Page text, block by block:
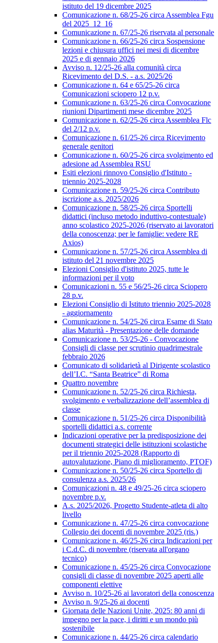
istituto del 19 dicembre 2025
Comunicazione n. 68/25-26 circa Assemblea Fgu
del 2025_12_16
Comunicazione n. 67/25-26 riservata al personale
Comunicazione n. 66/25-26 circa Sospensione
lezioni e chiusura uffici nei mesi di dicembre
2025 e di gennaio 2026
Avviso n. 12/25-26 alla comunità circa
Ricevimento del D.S. - a.s. 2025/26
Comunicazione n. 64 e 65/25-26 circa
Comunicazioni sciopero 12 p.v.
Comunicazione n. 63/25-26 circa Convocazione
riunioni Dipartimenti mese dicembre 2025
Comunicazione n. 62/25-26 circa Assemblea Flc
del 2/12 p.v.
Comunicazione n. 61/25-26 circa Ricevimento
generale genitori
Comunicazione n. 60/25-26 circa svolgimento ed
adesione ad Assemblea RSU
Esiti elezioni rinnovo Consiglio d'Istituto -
triennio 2025-2028
Comunicazione n. 59/25-26 circa Contributo
iscrizione a.s. 2025/2026
Comunicazione n. 58/25-26 circa Sportelli
didattici (incluso metodo induttivo-contestuale)
anno scolastico 2025-2026 (riservato ai lavoratori
della conoscenza; per le famiglie: vedere RE
Axios)
Comunicazione n. 57/25-26 circa Assemblea di
istituto del 21 novembre 2025
Elezioni Consiglio d'istituto 2025, tutte le
informazioni per il voto
Comunicazioni n. 55 e 56/25-26 circa Sciopero
28 p.v.
Elezioni Consiglio di Istituto triennio 2025-2028
- aggiornamento
Comunicazione n. 54/25-26 circa Esame di Stato
alias Maturità - Presentazione delle domande
Comunicazione n. 53/25-26 - Convocazione
Consigli di classe per scrutinio quadrimestrale
febbraio 2026
Comunicato di solidarietà al Dirigente scolastico
dell’I.C. “Santa Beatrice” di Roma
Quattro novembre
Comunicazione n. 52/25-26 circa Richiesta,
svolgimento e verbalizzazione dell’assemblea di
classe
Comunicazione n. 51/25-26 circa Disponibilità
sportelli didattici a.s. corrente
Indicazioni operative per la predisposizione dei
documenti strategici delle istituzioni scolastiche
per il triennio 2025-2028 (Rapporto di
autovalutazione, Piano di miglioramento, PTOF)
Comunicazione n. 50/25-26 circa Sportello di
consulenza a.s. 2025/26
Comunicazioni n. 48 e 49/25-26 circa sciopero
novembre p.v.
A.s. 2025/2026, Progetto Studente-atleta di alto
livello
Comunicazione n. 47/25-26 circa convocazione
Collegio dei docenti di novembre 2025 (ris.)
Comunicazione n. 46/25-26 circa Indicazioni per
i C.d.C. di novembre (riservata all'organo
tecnico)
Comunicazione n. 45/25-26 circa Convocazione
consigli di classe di novembre 2025 aperti alle
componenti elettive
Avviso n. 10/25-26 ai lavoratori della conoscenza
Avviso n. 9/25-26 ai docenti
Giornata delle Nazioni Unite, 2025: 80 anni di
impegno per la pace, i diritti e un mondo più
sostenibile
Comunicazione n. 44/25-26 circa calendario